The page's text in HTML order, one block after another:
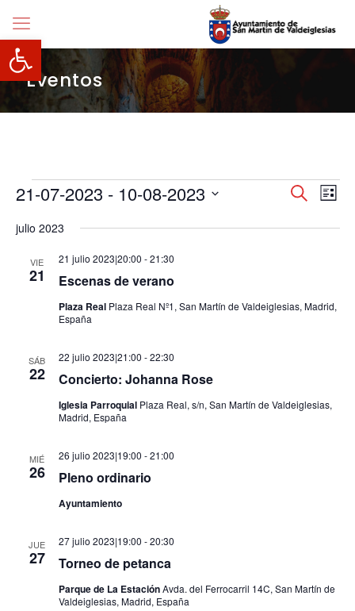
Abrir barra de herramientas
Eventos
Eventos Buscar
de
de
Lista
21-07-2023 - 10-08-2023
la
julio 2023
VIE
21 Escenas de verano
21 julio 2023|20:00 -21:30
Plaza Real Plaza Real Nº1, San Martín de Valdeiglesias, Madrid,
España
SÁB
22 Concierto: Johanna Rose
22 julio 2023|21:00 -22:30
Iglesia Parroquial Plaza Real, s/n, San Martín de Valdeiglesias,
Madrid, España
MIÉ
26 Pleno ordinario
26 julio 2023|19:00 -21:00
Ayuntamiento
JUE
27 Torneo de petanca
27 julio 2023|19:00 -20:30
Parque de La EstaciónAvda. del Ferrocarril 14C, San Martín de
Valdeiglesias, Madrid, España